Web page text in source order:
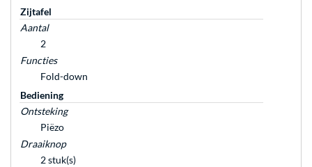
Zijtafel
Aantal
2
Functies
Fold-down
Bediening
Ontsteking
Piëzo
Draaiknop
2 stuk(s)